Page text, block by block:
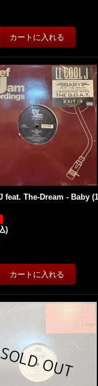
feat. The-Dream - Baby (1
)